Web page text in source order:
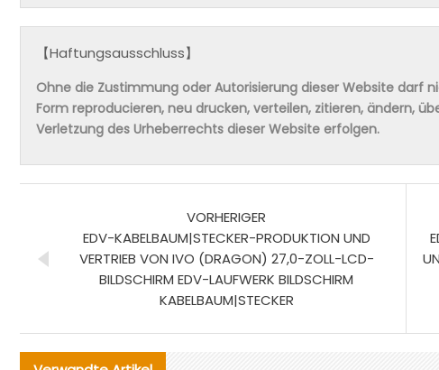
【Haftungsausschluss】
Ohne die Zustimmung oder Autorisierung dieser Website darf
Form reproducieren, neu drucken, verteilen, zitieren, ändern,
Verletzung des Urheberrechts dieser Website erfolgen.
VORHERIGER
EDV-KABELBAUM|STECKER-PRODUKTION UND
VERTRIEB VON IVO (DRAGON) 27,0-ZOLL-LCD-
BILDSCHIRM EDV-LAUFWERK BILDSCHIRM
KABELBAUM|STECKER